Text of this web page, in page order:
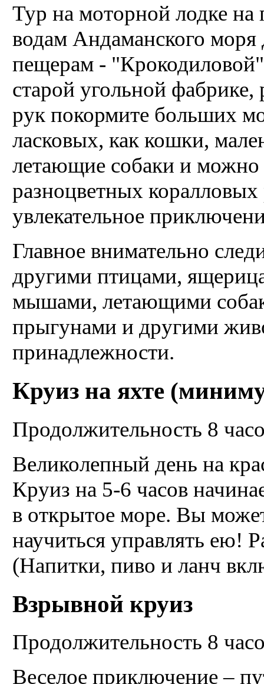
Тур на моторной лодке
водам Андаманского моря
пещерам -
старой угольной
рук покормите больших
ласковых, как кошки,
летающие собаки и можно
разноцветных
увлекательное
Главное внимательно
другими птицами,
мышами, летающими
прыгунами и другими
принадлежности.
Круиз на яхте
Продолжительность 8
Великолепный день на
Круиз на 5-6 часов
в открытое море. Вы
научиться управлять ею!
(Напитки, пиво и ланч
Взрывной круиз
Продолжительность 8
Веселое приключение –